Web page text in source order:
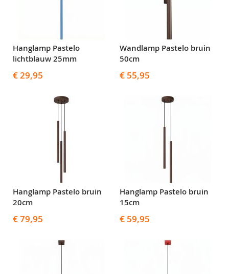
Hanglamp Pastelo
lichtblauw 25mm
€ 29,95
Wandlamp Pastelo bruin
50cm
€ 55,95
Hanglamp Pastelo bruin
20cm
€ 79,95
Hanglamp Pastelo bruin
15cm
€ 59,95